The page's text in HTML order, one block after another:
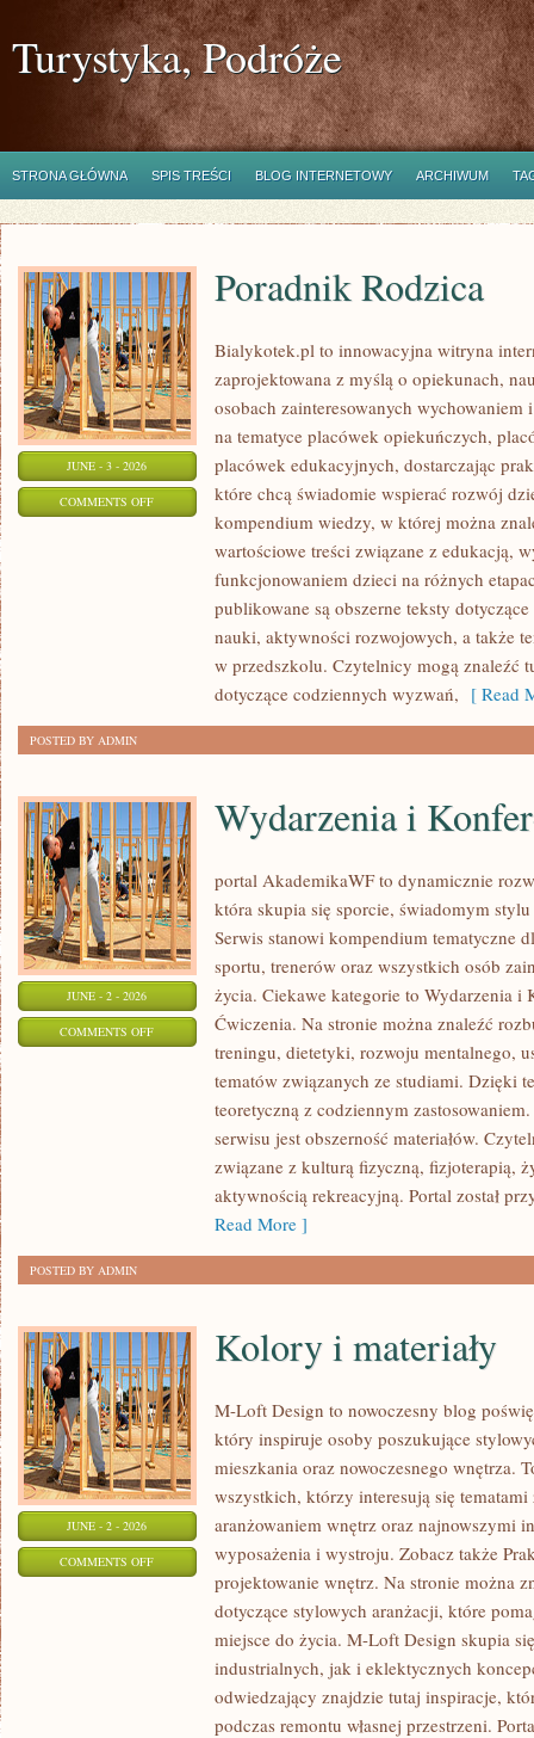
Turystyka, Podróże
STRONA GŁÓWNA SPIS TREŚCI BLOG INTERNETOWY ARCHIWUM
JUNE - 3 - 2026
COMMENTS OFFON
Poradnik Rodzica
Bialykotek.pl to innowacyjna witryna
zaprojektowana z myślą o opiekunach,
osobach zainteresowanych
na tematyce placówek opiekuńczych,
placówek edukacyjnych, dostarczając
które chcą świadomie wspierać rozwój
kompendium wiedzy, w której można
wartościowe treści związane z edukacją,
funkcjonowaniem dzieci na różnych
publikowane są obszerne teksty
nauki, aktywności rozwojowych, a także
w przedszkolu. Czytelnicy mogą znaleźć
dotyczące codziennych wyzwań, [ Read
POSTED BY ADMIN
JUNE - 2 - 2026
COMMENTS OFFON
WYDARZENIA
KONFERENCJE
Wydarzenia i
portal AkademikaWF to dynamicznie
która skupia się sporcie, świadomym
Serwis stanowi kompendium tematyczne
sportu, trenerów oraz wszystkich osób
życia. Ciekawe kategorie to Wydarzenia i
Ćwiczenia. Na stronie można znaleźć
treningu, dietetyki, rozwoju mentalnego,
tematów związanych ze studiami. Dzięki
teoretyczną z codziennym
serwisu jest obszerność materiałów.
związane z kulturą fizyczną, fizjoterapią,
aktywnością rekreacyjną. Portal został
Read More ]
POSTED BY ADMIN
JUNE - 2 - 2026
COMMENTS OFFON
MATERIAŁY
Kolory i materiały
M-Loft Design to nowoczesny blog
który inspiruje osoby poszukujące
mieszkania oraz nowoczesnego wnętrza.
wszystkich, którzy interesują się
aranżowaniem wnętrz oraz najnowszymi
wyposażenia i wystroju. Zobacz także
projektowanie wnętrz. Na stronie można
dotyczące stylowych aranżacji, które
miejsce do życia. M-Loft Design skupia
industrialnych, jak i eklektycznych
odwiedzający znajdzie tutaj inspiracje,
podczas remontu własnej przestrzeni.